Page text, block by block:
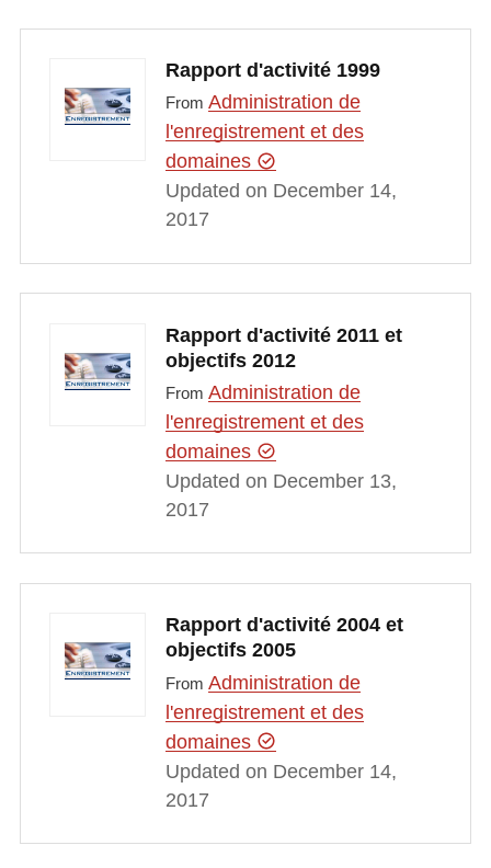
Rapport d'activité 1999
From Administration de
l'enregistrement et des
domaines
Updated on December 14,
2017
Rapport d'activité 2011 et
objectifs 2012
From Administration de
l'enregistrement et des
domaines
Updated on December 13,
2017
Rapport d'activité 2004 et
objectifs 2005
From Administration de
l'enregistrement et des
domaines
Updated on December 14,
2017